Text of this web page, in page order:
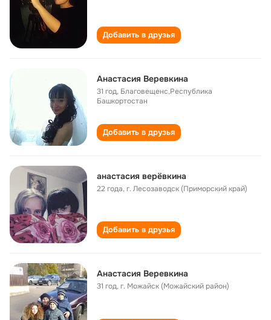
Добавить в друзья
Анастасия Веревкина
31 год, Благовещенс,Республика
Башкортостан
Добавить в друзья
анастасия верёвкина
22 года,г. Лесозаводск (Приморский край)
Добавить в друзья
Анастасия Веревкина
31 год,г. Можайск (Можайский район)